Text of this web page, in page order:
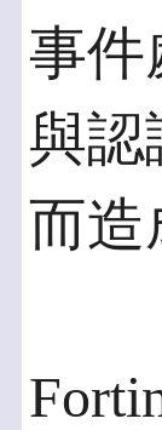
事件
與認
而造